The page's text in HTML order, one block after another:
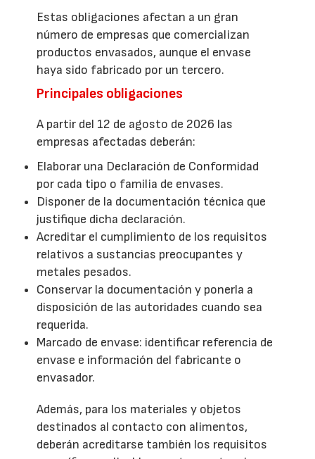
Estas obligaciones afectan a un gran
número de empresas que comercializan
productos envasados, aunque el envase
haya sido fabricado por un tercero.
Principales obligaciones
A partir del 12 de agosto de 2026 las
empresas afectadas deberán:
Elaborar una Declaración de Conformidad
por cada tipo o familia de envases.
Disponer de la documentación técnica que
justifique dicha declaración.
Acreditar el cumplimiento de los requisitos
relativos a sustancias preocupantes y
metales pesados.
Conservar la documentación y ponerla a
disposición de las autoridades cuando sea
requerida.
Marcado de envase: identificar referencia de
envase e información del fabricante o
envasador.
Además, para los materiales y objetos
destinados al contacto con alimentos,
deberán acreditarse también los requisitos